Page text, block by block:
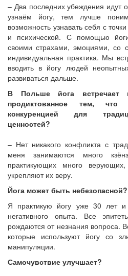
– Два последних убеждения идут
узнаём йогу, тем лучше
возможность узнавать себя с
и психической. С помощью
своими страхами, эмоциями, со
индивидуальная практика. Мы
вводить в йогу людей
развиваться дальше.
В Польше йога встречает
продиктованное тем,
конкуренцией для
ценностей?
– Нет никакого конфликта с
меня занимаются много
практикующих много
укрепляют их веру.
Йога может быть небезопасной?
Я практикую йогу уже 30 лет
негативного опыта. Все
рождаются от незнания вопроса.
которые используют йогу со
манипуляции.
Самочувствие улучшает?